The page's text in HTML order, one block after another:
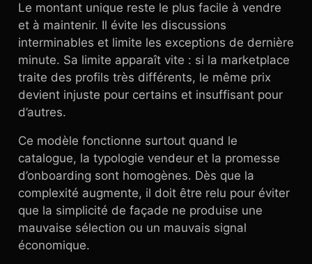
Le montant unique reste le plus facile à vendre
et à maintenir. Il évite les discussions
interminables et limite les exceptions de dernière
minute. Sa limite apparaît vite : si la marketplace
traite des profils très différents, le même prix
devient injuste pour certains et insuffisant pour
d’autres.
Ce modèle fonctionne surtout quand le
catalogue, la typologie vendeur et la promesse
d’onboarding sont homogènes. Dès que la
complexité augmente, il doit être relu pour éviter
que la simplicité de façade ne produise une
mauvaise sélection ou un mauvais signal
économique.